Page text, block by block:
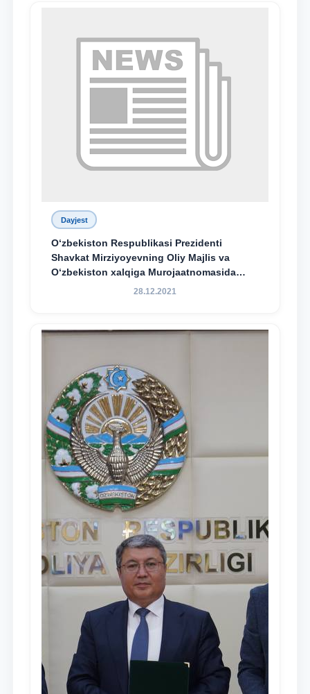
Dayjest
O‘zbekiston Respublikasi Prezidenti
Shavkat Mirziyoyevning Oliy Majlis va
O‘zbekiston xalqiga Murojaatnomasida
belgilangan vazifalar mazmun-mohiyatini
dayjesti
28.12.2021